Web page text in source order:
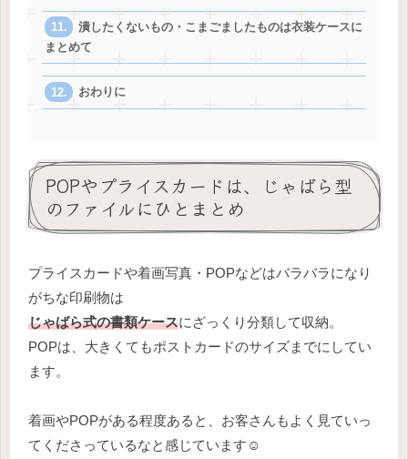
潰したくないもの・こまごましたものは衣装ケースに
まとめて
おわりに
POPやプライスカードは、じゃばら型
のファイルにひとまとめ
プライスカードや着画写真・POPなどはバラバラになり
がちな印刷物は
じゃばら式の書類ケースにざっくり分類して収納。
POPは、大きくてもポストカードのサイズまでにしてい
ます。
着画やPOPがある程度あると、お客さんもよく見ていっ
てくださっているなと感じています☺️